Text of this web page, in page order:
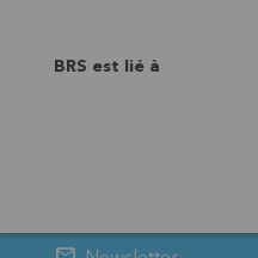
BRS est lié à